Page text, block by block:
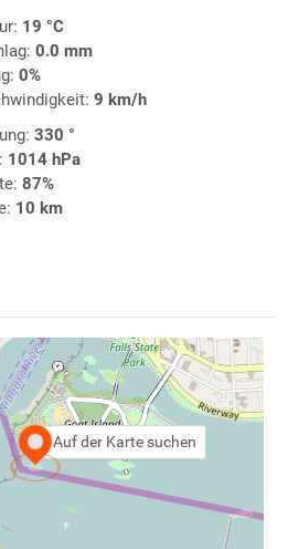
19 °C
0.0 mm
0%
9 km/h
330 °
1014 hPa
87%
10 km
Auf der Karte suchen